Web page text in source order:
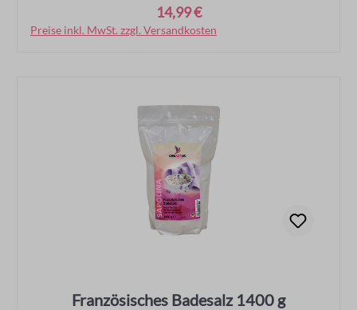
14,99 €
Preise inkl. MwSt. zzgl. Versandkosten
In den Warenkorb
Französisches Badesalz 1400 g